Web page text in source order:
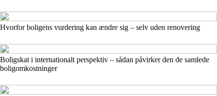
Hvorfor boligens vurdering kan ændre sig – selv uden renovering
Boligskat i internationalt perspektiv – sådan påvirker den de samlede
boligomkostninger